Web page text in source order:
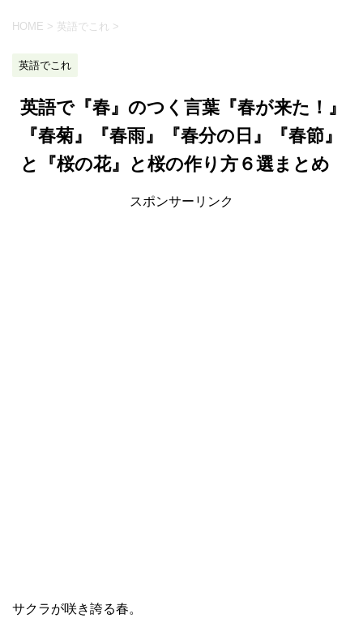
HOME > 英語でこれ >
英語でこれ
英語で『春』のつく言葉『春が来た！』
『春菊』『春雨』『春分の日』『春節』
と『桜の花』と桜の作り方６選まとめ
スポンサーリンク
サクラが咲き誇る春。